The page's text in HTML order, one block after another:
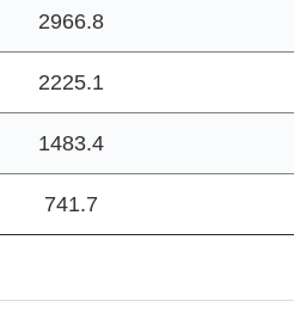
2966.8
2225.1
1483.4
741.7